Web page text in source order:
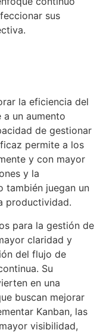
sus
la eficiencia del
un aumento
de gestionar
permite a los
y con mayor
y la
también juegan un
productividad.
para la gestión de
claridad y
del flujo de
Su
en una
buscan mejorar
Kanban, las
visibilidad,